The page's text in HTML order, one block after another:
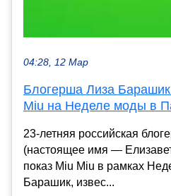
04:28, 12 Мар
Блогерша Лиза Барашик
Miu на Неделе моды в
23-летняя российская
(настоящее имя —
показ Miu Miu в рамках
Барашик, извес...